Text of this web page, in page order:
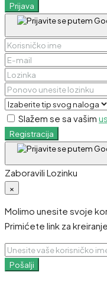
Prijava
Slažem se sa vašim
Registracija
Zaboravili Lozinku
×
Molimo unesite svoje
Primićete link za
Pošalji